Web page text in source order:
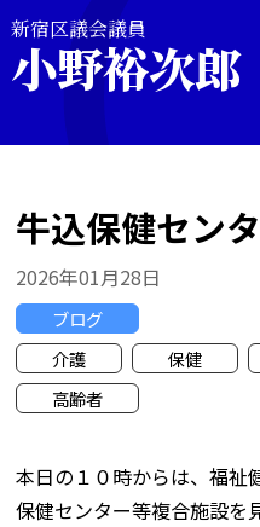
新宿区議会議員
小野裕次郎
牛込保健セン
2026年01月28日
ブログ
介護
保健
高齢者
本日の１０時からは、福祉
保健センター等複合施設を